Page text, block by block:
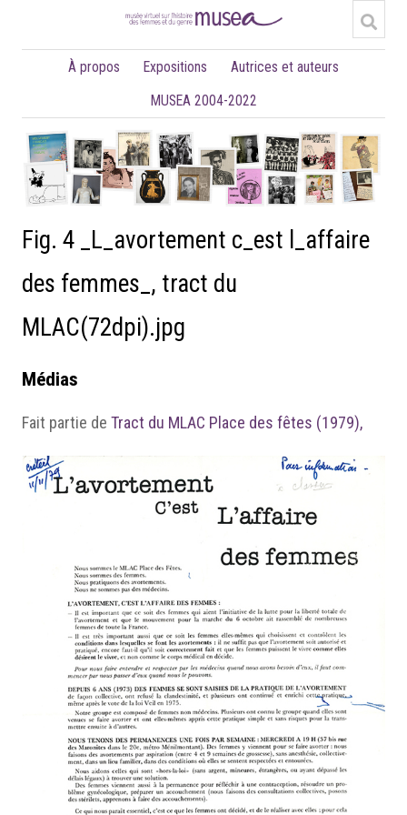
À propos Expositions
Autrices et auteurs
MUSEA 2004-2022
Fig. 4 _L_avortement c_est l_affaire
des femmes_, tract du
MLAC(72dpi).jpg
Médias
Fait partie de Tract du MLAC Place des fêtes (1979),